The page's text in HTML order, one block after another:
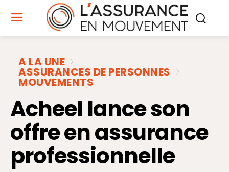
A LA UNE
ASSURANCES DE PERSONNES
MOUVEMENTS
Acheel lance son
offre en assurance
professionnelle